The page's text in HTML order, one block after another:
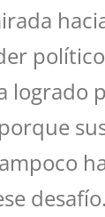
logrado